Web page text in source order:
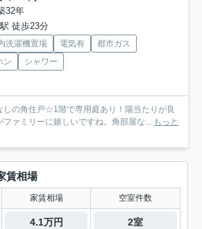
32年
徒歩23分
洗濯機置場 電気有
都市ガス
ン
シャワー
の角住戸☆1階で専用庭あり！陽当たりが良
ファミリーに嬉しいですね。角部屋な... もっと
賃相場
家賃相場 空室件数
4.1万円 2室